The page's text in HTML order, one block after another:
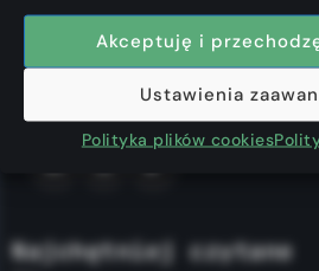
Akceptuję i
Ustawienia
Polityka plików cookies
doświadczenia.
#followyourbliss
Najchętniej czytane